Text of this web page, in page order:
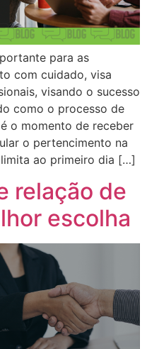
para as
com cuidado, visa
visando o sucesso
como o processo de
o momento de receber
o pertencimento na
ao primeiro dia […]
relação de
escolha